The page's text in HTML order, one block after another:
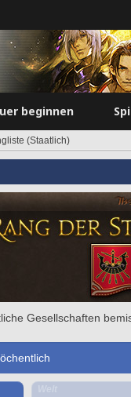
beginnen
(Staatlich)
Gesellschaften